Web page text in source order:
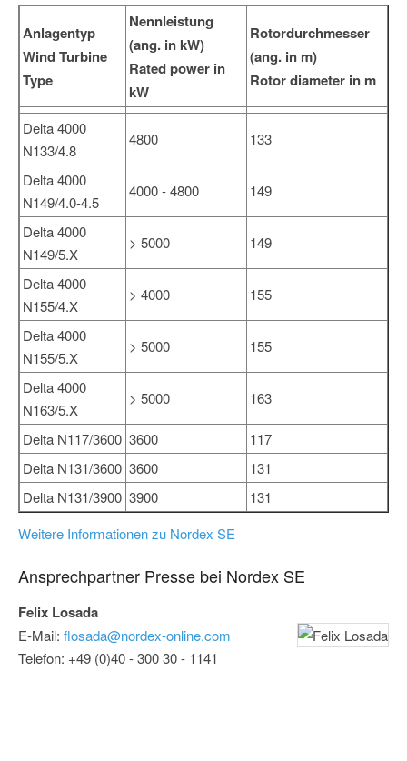
Anlagentyp
Wind Turbine
Type
Nennleistung
(ang. in kW)
Rated power in
kW
Rotordurchmesser
(ang. in m)
Rotor diameter in m
Delta 4000
N133/4.8
4800 133
Delta 4000
N149/4.0-4.5
4000 - 4800 149
Delta 4000
N149/5.X
> 5000 149
Delta 4000
N155/4.X
> 4000 155
Delta 4000
N155/5.X
> 5000 155
Delta 4000
N163/5.X
> 5000 163
Delta N117/3600 3600
117
Delta N131/3600 3600
131
Delta N131/3900 3900
131
Weitere Informationen zu Nordex SE
Ansprechpartner Presse bei Nordex SE
Felix Losada
E-Mail: flosada@nordex-online.com
Telefon: +49 (0)40 - 300 30 - 1141